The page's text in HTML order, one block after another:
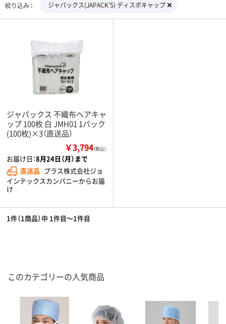
絞り込み ジャパックス(JAPACK’S) ディスポキャップ
ジャパックス 不織布ヘアキャ
ップ 100枚 白 JMH01 1パック
(100枚)×3（直送品）
￥3,794（税込）
お届け日：8月24日（月）まで
直送品 プラス株式会社ジョ
インテックスカンパニーからお届
け
1件（1商品）中 1件目～1件目
このカテゴリーの人気商品